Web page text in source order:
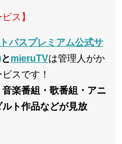
ス】
パスプレミアム公式サ
とmieruTVは管理人がか
スです！
楽番組・歌番組・アニ
ト作品などが見放